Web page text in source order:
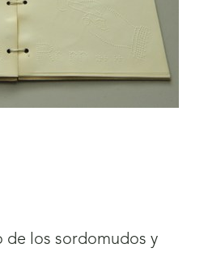
de los sordomudos y